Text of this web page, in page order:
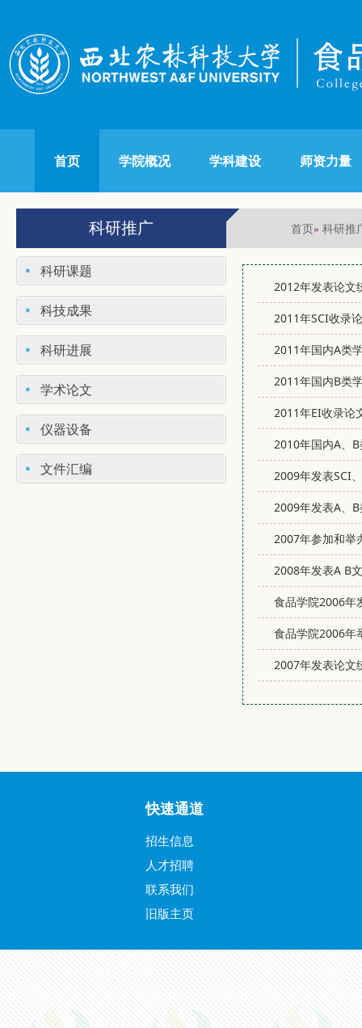
首页 学院概况 学科建设 师资力量
科研推广 首页» 科研推
科研课题
科技成果
科研进展
学术论文
仪器设备
文件汇编
2012年发表论文
2011年SCI收录
2011年国内A类
2011年国内B类
2011年EI收录论
2010年国内A、
2009年发表SCI
2009年发表A、
2007年参加和举
2008年发表A B
食品学院2006年
食品学院2006年
2007年发表论文
快速通道
招生信息
人才招聘
联系我们
旧版主页